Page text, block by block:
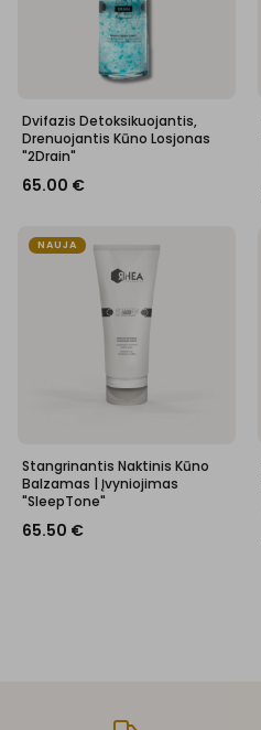
Dvifazis Detoksikuojantis,
Drenuojantis Kūno Losjonas
"2Drain"
65.00 €
NAUJA
Stangrinantis Naktinis Kūno
Balzamas | Įvyniojimas
"SleepTone"
65.50 €